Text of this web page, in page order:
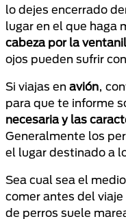
lo dejes encerrado
lugar en el que haga
cabeza por la
ojos pueden sufrir
Si viajas en avión,
para que te informe
necesaria y las
Generalmente los
el lugar destinado a
Sea cual sea el
comer antes del
de perros suele